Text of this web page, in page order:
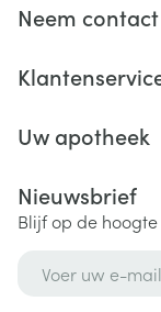
Neem
Uw apotheek
Nieuwsbrief
Blijf op de